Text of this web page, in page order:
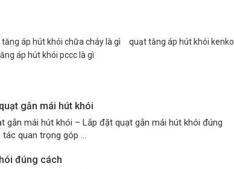
áp hút khói chữa cháy là gì
quạt tăng áp hút khói kenko
áp hút khói pccc là gì
gắn mái hút khói
gắn mái hút khói – Lắp đặt quạt gắn mái hút khói đúng
quan trọng góp ...
đúng cách